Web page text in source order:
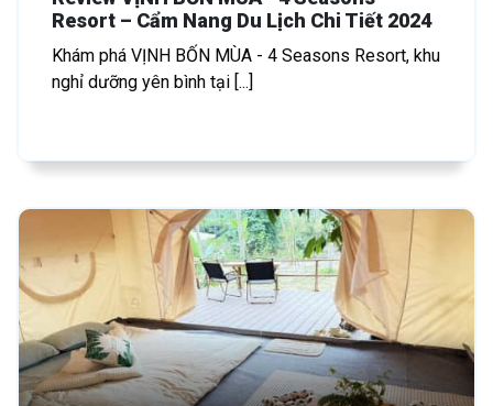
Resort – Cẩm Nang Du Lịch Chi Tiết 2024
Khám phá VỊNH BỐN MÙA - 4 Seasons Resort, khu
nghỉ dưỡng yên bình tại [...]